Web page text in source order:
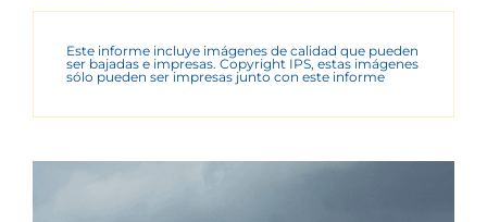
Este informe incluye imágenes de calidad que pueden
ser bajadas e impresas. Copyright IPS, estas imágenes
sólo pueden ser impresas junto con este informe